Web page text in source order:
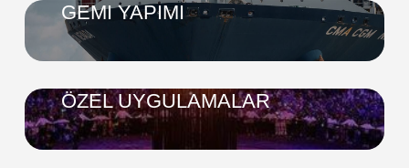
GEMI YAPIMI
ÖZEL UYGULAMALAR